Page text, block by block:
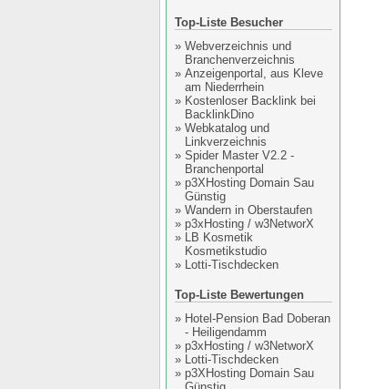
Top-Liste Besucher
» Webverzeichnis und
Branchenverzeichnis
» Anzeigenportal, aus Kleve
am Niederrhein
» Kostenloser Backlink bei
BacklinkDino
» Webkatalog und
Linkverzeichnis
» Spider Master V2.2 -
Branchenportal
» p3XHosting Domain Sau
Günstig
» Wandern in Oberstaufen
» p3xHosting / w3NetworX
» LB Kosmetik
Kosmetikstudio
» Lotti-Tischdecken
Top-Liste Bewertungen
» Hotel-Pension Bad Doberan
- Heiligendamm
» p3xHosting / w3NetworX
» Lotti-Tischdecken
» p3XHosting Domain Sau